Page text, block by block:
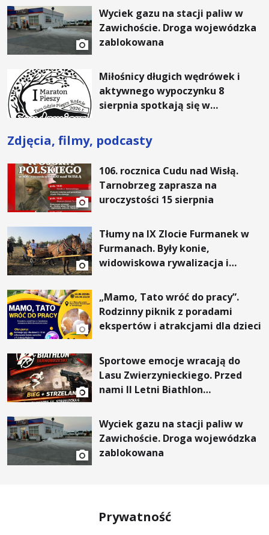
rachunki za energię, lepszy
komfort życia i... czystsze
powietrze
Wyciek gazu na stacji paliw w
Zawichoście. Droga wojewódzka
zablokowana
Miłośnicy długich wędrówek i
aktywnego wypoczynku 8
sierpnia spotkają się w
Pieszym „Tam Gdzie Pieprz
Rośnie”
Zdjęcia, filmy, podcasty
106. rocznica Cudu nad Wisłą.
Tarnobrzeg zaprasza na
uroczystości 15 sierpnia
Tłumy na IX Zlocie Furmanek w
Furmanach. Były konie,
widowiskowa rywalizacja i
„Mamo, Tato wróć do pracy”.
Rodzinny piknik z poradami
ekspertów i atrakcjami dla dzieci
Sportowe emocje wracają do
Lasu Zwierzynieckiego. Przed
nami II Letni Biathlon
Wyciek gazu na stacji paliw w
Zawichoście. Droga wojewódzka
zablokowana
Prywatność